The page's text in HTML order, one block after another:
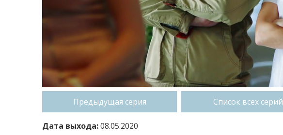
Предыдущая серия Список всех серий
Дата выхода:08.05.2020